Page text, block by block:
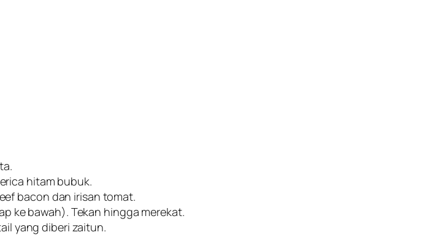
hitam bubuk.
bacon dan irisan tomat.
ke bawah). Tekan hingga merekat.
yang diberi zaitun.